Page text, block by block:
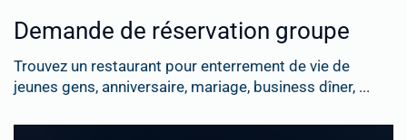
Demande de réservation groupe
Trouvez un restaurant pour enterrement de vie de
jeunes gens, anniversaire, mariage, business dîner, ...